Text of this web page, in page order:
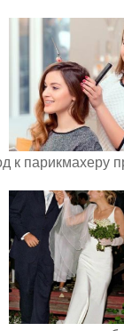
к парикмахеру